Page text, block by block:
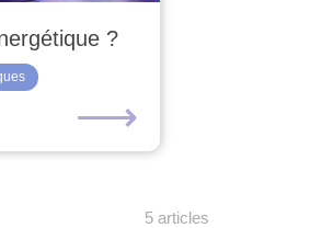
?
⟶
5 articles